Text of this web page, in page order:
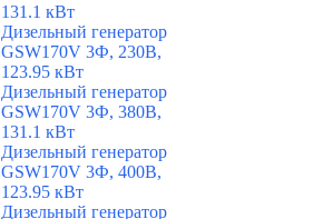
131.1 кВт
Дизельный генератор
GSW170V 3Ф, 230В,
123.95 кВт
Дизельный генератор
GSW170V 3Ф, 380В,
131.1 кВт
Дизельный генератор
GSW170V 3Ф, 400В,
123.95 кВт
Дизельный генератор